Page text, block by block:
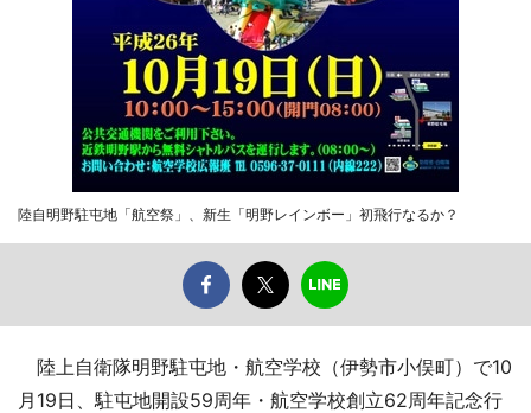
陸自明野駐屯地「航空祭」、新生「明野レインボー」初飛行なるか？
陸上自衛隊明野駐屯地・航空学校（伊勢市小俣町）で10
月19日、駐屯地開設59周年・航空学校創立62周年記念行